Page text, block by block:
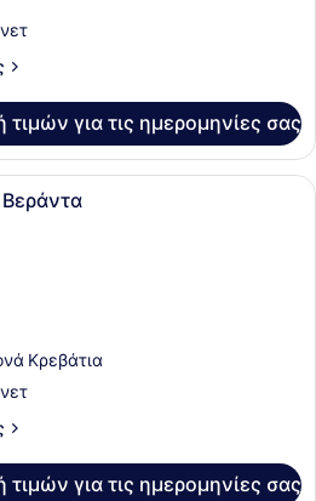
για τις ημερομηνίες σας
Ένα δωμάτιο ξενοδοχείου με ένα
Κρεβάτια
για τις ημερομηνίες σας